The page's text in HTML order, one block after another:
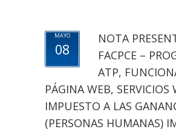
MAYO
08
NOTA
FACPCE –
ATP,
PÁGINA WEB, SERVICIOS
IMPUESTO A LAS
(PERSONAS HUMANAS)